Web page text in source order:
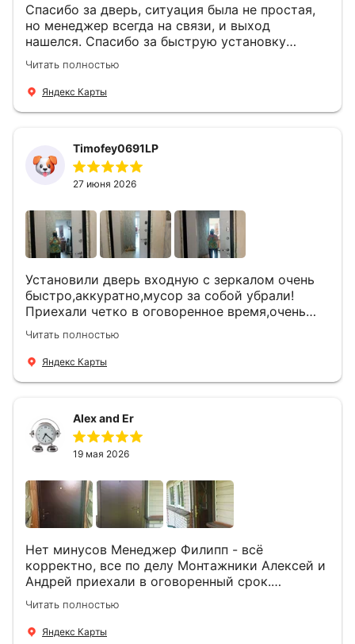
Спасибо за дверь, ситуация была не простая,
но менеджер всегда на связи, и выход
нашелся. Спасибо за быструю установку
Роману, один и привёз, и установил. Надеюсь,
что дверь нам долго послужит
Читать полностью
Яндекс Карты
Timofey0691LP
27 июня 2026
Установили дверь входную с зеркалом очень
быстро,аккуратно,мусор за собой убрали!
Приехали четко в оговоренное время,очень
вежливые,деликатные рабочие .Все
понравилось и дверь ,и работа и цена!
Читать полностью
Яндекс Карты
Alex and Er
19 мая 2026
Нет минусов Менеджер Филипп - всё
корректно, все по делу Монтажники Алексей и
Андрей приехали в оговоренный срок.
Демонтировали старую дверь и установили
новую буквально за час Быстро и качественно
+ нормальные цены Всем большое спасибо
Читать полностью
Яндекс Карты